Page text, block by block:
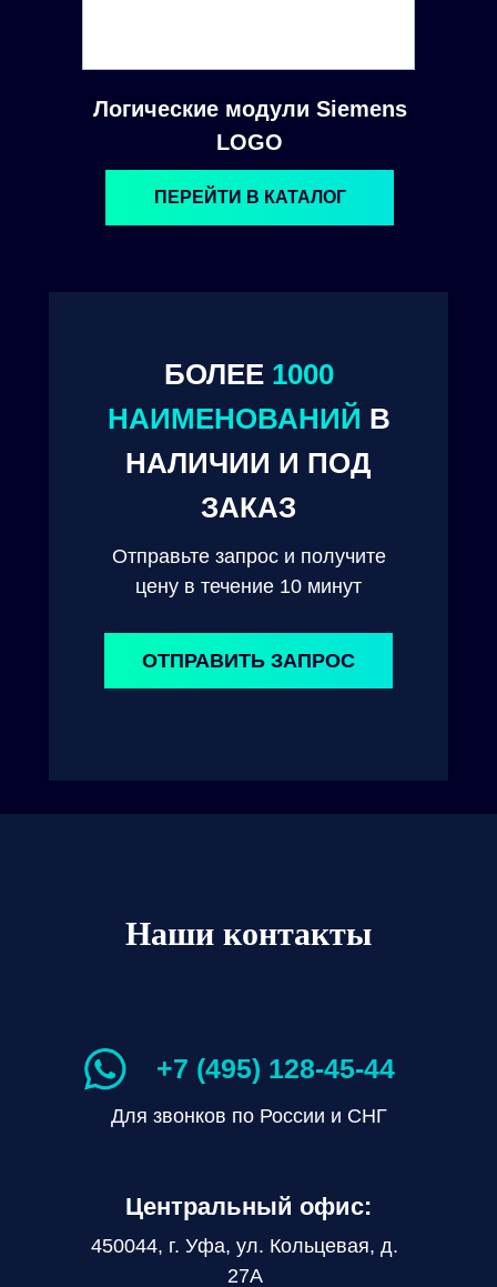
ОТПРАВИТЬ ЗАПРОС
БОЛЕЕ 1000
НАИМЕНОВАНИЙ В
НАЛИЧИИ И ПОД
ЗАКАЗ
Отправьте запрос и получите
цену в течение 10 минут
Логические модули Siemens
LOGO
ПЕРЕЙТИ В КАТАЛОГ
Наши контакты
Для звонков по России и СНГ
+7 (495) 128-45-44
450044, г. Уфа, ул. Кольцевая, д.
27А
Центральный офис: